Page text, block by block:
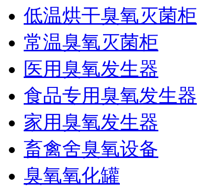
低温烘干臭氧灭菌柜
常温臭氧灭菌柜
医用臭氧发生器
食品专用臭氧发生器
家用臭氧发生器
畜禽舍臭氧设备
臭氧氧化罐